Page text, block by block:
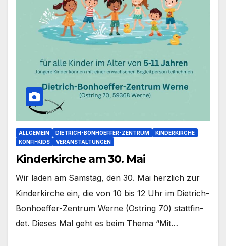
ALLGEMEIN DIETRICH-BONHOEFFER-ZENTRUM
KINDERKIRCHE
KONFI-KIDS
VERANSTALTUNGEN
Kinderkirche am 30. Mai
Wir laden am Sams­tag, den 30. Mai herz­lich zur
Kin­der­kir­che ein, die von 10 bis 12 Uhr im Dietrich-
Bonhoeffer-Zentrum Wer­ne (Ost­ring 70) statt­fin­
det. Die­ses Mal geht es beim The­ma “Mit…